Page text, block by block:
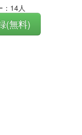
：14人
(無料)